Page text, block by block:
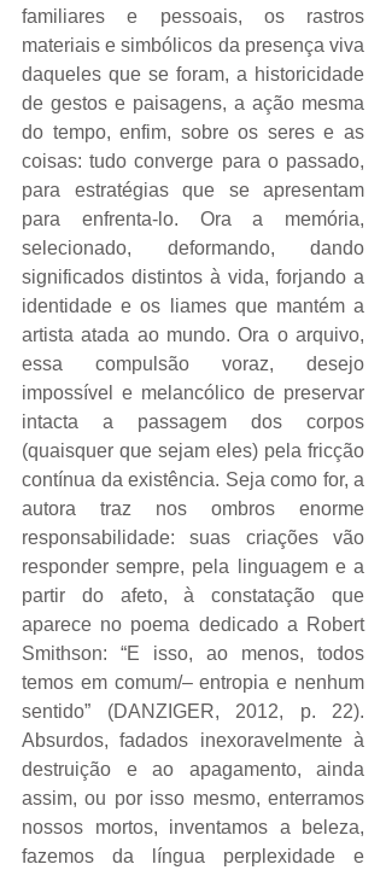
familiares e pessoais, os rastros
materiais e simbólicos da presença viva
daqueles que se foram, a historicidade
de gestos e paisagens, a ação mesma
do tempo, enfim, sobre os seres e as
coisas: tudo converge para o passado,
para estratégias que se apresentam
para enfrenta-lo. Ora a memória,
selecionado, deformando, dando
significados distintos à vida, forjando a
identidade e os liames que mantém a
artista atada ao mundo. Ora o arquivo,
essa compulsão voraz, desejo
impossível e melancólico de preservar
intacta a passagem dos corpos
(quaisquer que sejam eles) pela fricção
contínua da existência. Seja como for, a
autora traz nos ombros enorme
responsabilidade: suas criações vão
responder sempre, pela linguagem e a
partir do afeto, à constatação que
aparece no poema dedicado a Robert
Smithson: “E isso, ao menos, todos
temos em comum/– entropia e nenhum
sentido” (DANZIGER, 2012, p. 22).
Absurdos, fadados inexoravelmente à
destruição e ao apagamento, ainda
assim, ou por isso mesmo, enterramos
nossos mortos, inventamos a beleza,
fazemos da língua perplexidade e